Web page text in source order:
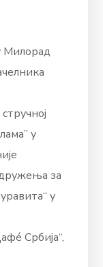
Милорад
у
за
у
Србија“,